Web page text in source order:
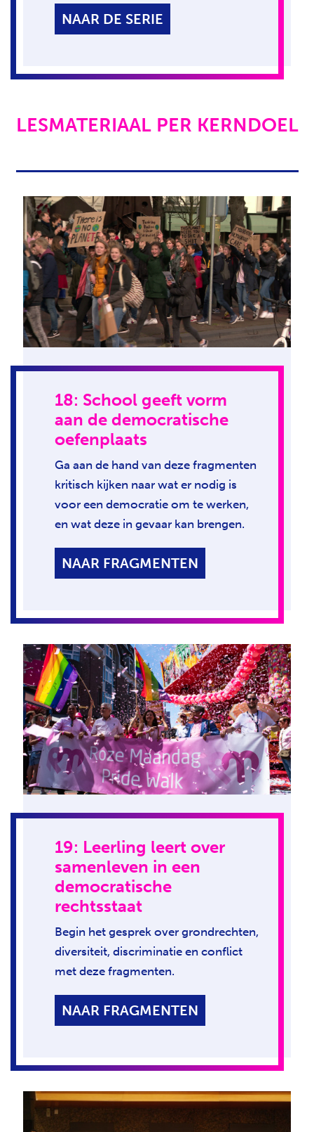
NAAR DE SERIE
LESMATERIAAL PER KERNDOEL
18: School geeft vorm
aan de democratische
oefenplaats
Ga aan de hand van deze fragmenten
kritisch kijken naar wat er nodig is
voor een democratie om te werken,
en wat deze in gevaar kan brengen.
NAAR FRAGMENTEN
19: Leerling leert over
samenleven in een
democratische
rechtsstaat
Begin het gesprek over grondrechten,
diversiteit, discriminatie en conflict
met deze fragmenten.
NAAR FRAGMENTEN